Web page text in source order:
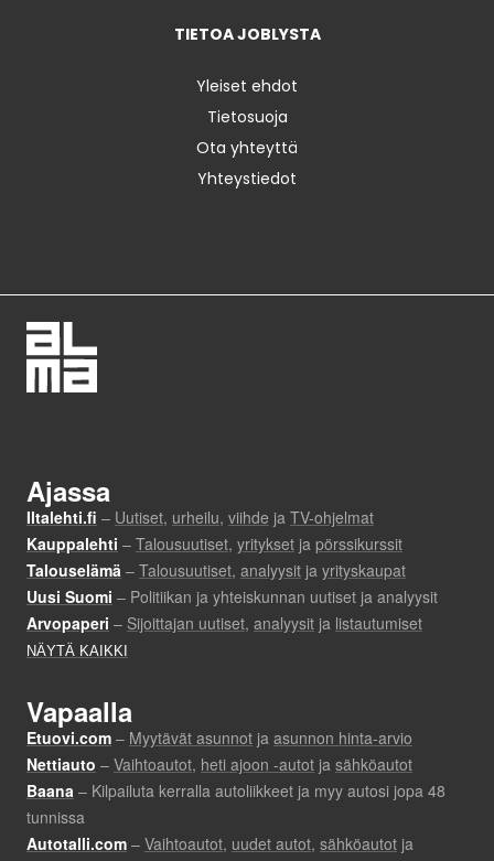
TIETOA JOBLYSTA
Yleiset ehdot
Tietosuoja
Ota yhteyttä
Yhteystiedot